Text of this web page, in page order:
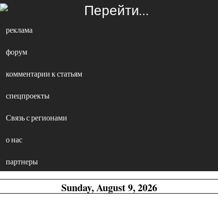
Перейти…
реклама
форум
комментарии к статьям
спецпроекты
Связь с регионами
о нас
партнеры
Sunday, August 9, 2026